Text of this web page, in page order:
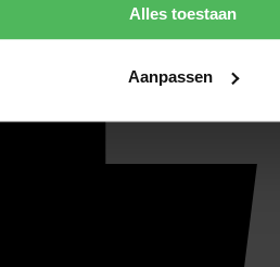
Alles toestaan
Aanpassen